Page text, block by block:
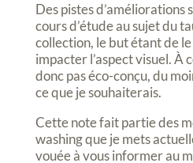
Des pistes d’améliorations
cours d’étude au sujet du
collection, le but étant de
impacter l’aspect visuel. À
donc pas éco-conçu, du
ce que je souhaiterais.
Cette note fait partie des
washing que je mets
vouée à vous informer au